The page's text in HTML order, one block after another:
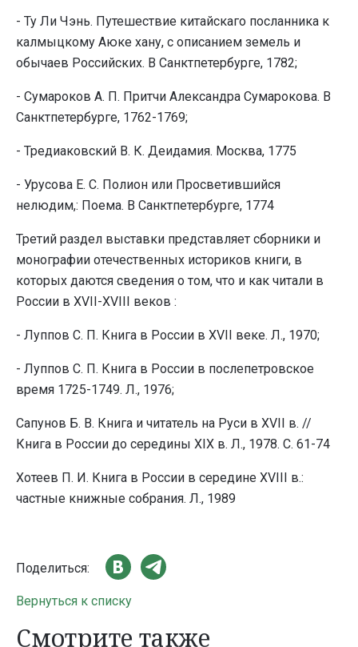
- Ту Ли Чэнь. Путешествие китайскаго посланника к
калмыцкому Аюке хану, с описанием земель и
обычаев Российских. В Санктпетербурге, 1782;
- Сумароков А. П. Притчи Александра Сумарокова. В
Санктпетербурге, 1762-1769;
- Тредиаковский В. К. Деидамия. Москва, 1775
- Урусова Е. С. Полион или Просветившийся
нелюдим,: Поема. В Санктпетербурге, 1774
Третий раздел выставки представляет сборники и
монографии отечественных историков книги, в
которых даются сведения о том, что и как читали в
России в XVII-XVIII веков :
- Луппов С. П. Книга в России в XVII веке. Л., 1970;
- Луппов С. П. Книга в России в послепетровское
время 1725-1749. Л., 1976;
Сапунов Б. В. Книга и читатель на Руси в XVII в. //
Книга в России до середины XIX в. Л., 1978. С. 61-74
Хотеев П. И. Книга в России в середине XVIII в.:
частные книжные собрания. Л., 1989
Поделиться:
Вернуться к списку
Смотрите также